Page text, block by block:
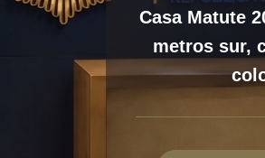
Casa Matute
metros sur,